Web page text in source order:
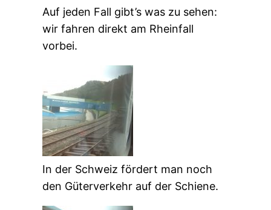
Auf jeden Fall gibt’s was zu sehen:
wir fahren direkt am Rheinfall
vorbei.
In der Schweiz fördert man noch
den Güterverkehr auf der Schiene.